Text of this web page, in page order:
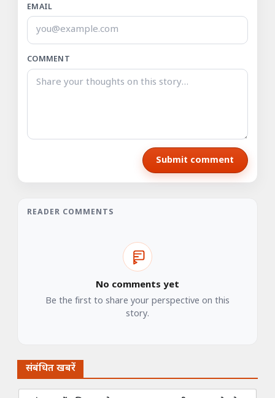
EMAIL
COMMENT
Submit comment
READER COMMENTS
No comments yet
Be the first to share your perspective on this
story.
संबंधित खबरें